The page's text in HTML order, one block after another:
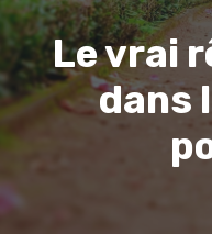
Le vrai
dans